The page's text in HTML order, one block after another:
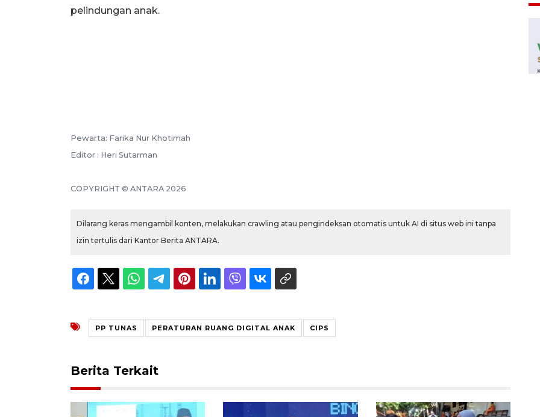
pelindungan anak.
Pewarta: Farika Nur Khotimah
Editor : Heri Sutarman
COPYRIGHT © ANTARA 2026
Dilarang keras mengambil konten, melakukan crawling atau pengindeksan otomatis untuk AI di situs web ini tanpa
izin tertulis dari Kantor Berita ANTARA.
PP TUNAS PERATURAN RUANG DIGITAL ANAK CIPS
Berita Terkait